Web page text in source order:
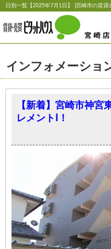
インフォメーショ
【新着】宮崎市神宮
レメントⅠ！